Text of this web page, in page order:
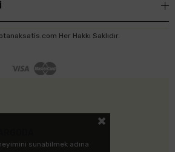
Her Hakkı Saklıdır.
sunabilmek adına